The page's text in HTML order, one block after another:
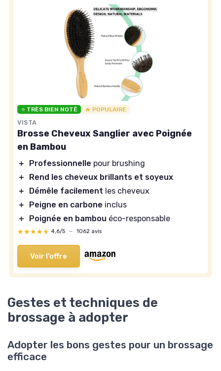
⭐ TRÈS BIEN NOTÉ 🔥 POPULAIRE
VISTA
Brosse Cheveux Sanglier avec Poignée
en Bambou
＋ Professionnelle pour brushing
＋
Rend les cheveux brillants et soyeux
＋
Démêle facilement les cheveux
＋
Peigne en carbone inclus
＋
Poignée en bambou éco-responsable
★★★★★
★★★★★ 4,6/5 — 1062 avis
Voir l'offre
Gestes et techniques de
brossage à adopter
Adopter les bons gestes pour un brossage
efficace